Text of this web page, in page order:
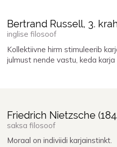
Bertrand Russell, 3.
inglise filosoof
Kollektiivne hirm stimuleerib
julmust nende vastu, keda karja
Friedrich Nietzsche (
saksa filosoof
Moraal on indiviidi karjainstinkt.